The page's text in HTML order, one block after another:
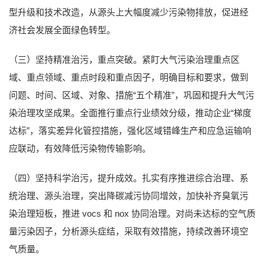
型升级和技术改造，从源头上大幅度减少污染物排放，促进经
济社会发展全面绿色转型。
（三）坚持精准治污，重点突破。紧盯大气污染治理重点区
域、重点领域、重点时段和重点因子，明确目标和要求，做到
问题、时间、区域、对象、措施“五个精准”，巩固和提升大气污
染治理攻坚成果。全面推行重点行业绩效分级，推动企业“梯度
达标”，落实差异化管控措施，强化区域错峰生产和应急运输响
应联动，有效降低污染物传输影响。
（四）坚持科学治污，提升成效。扎实有序推进综合治理、系
统治理、源头治理，突出降碳减污协同增效，加快补齐臭氧污
染治理短板，推进 vocs 和 nox 协同治理。对尚未达标的空气质
量污染因子，分析源头症结，采取有效措施，持续改善环境空
气质量。